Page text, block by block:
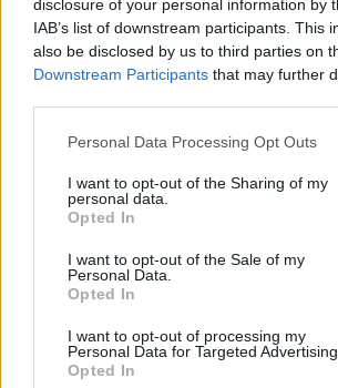
disclosure of your personal information by
IAB’s list of downstream participants. This
also be disclosed by us to third parties on
Downstream Participants that may further
Personal Data Processing Opt Outs
I want to opt-out of the Sharing of my
personal data.
Opted In
I want to opt-out of the Sale of my
Personal Data.
Opted In
I want to opt-out of processing my
Personal Data for Targeted Advertising.
Opted In
PNCR (Terheș)
Partidul Patrioților (Surugiu)
Arhiva sondajelor